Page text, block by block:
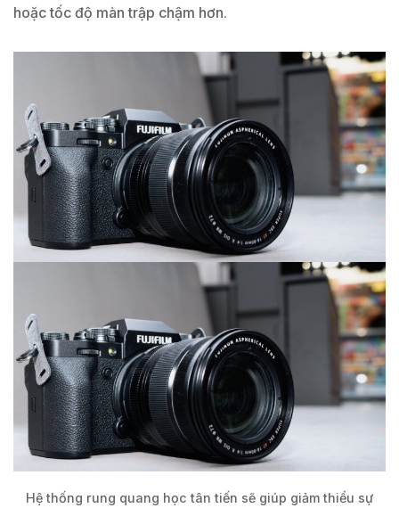
hoặc tốc độ màn trập chậm hơn.
Hệ thống rung quang học tân tiến sẽ giúp giảm thiểu sự